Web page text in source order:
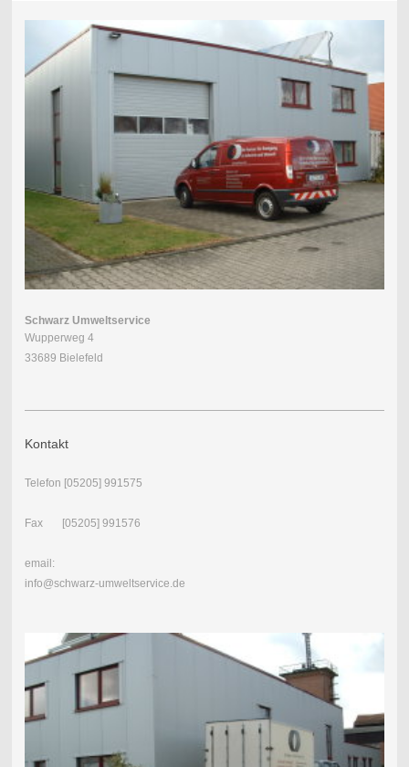
Schwarz Umweltservice
Wupperweg 4
33689 Bielefeld
Kontakt
Telefon [05205] 991575
Fax [05205] 991576
email:
info@schwarz-umweltservice.de